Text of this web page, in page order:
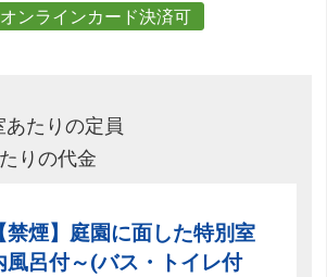
オンラインカード決済可
たりの定員
りの代金
禁煙】庭園に面した特別室
風呂付～(バス・トイレ付